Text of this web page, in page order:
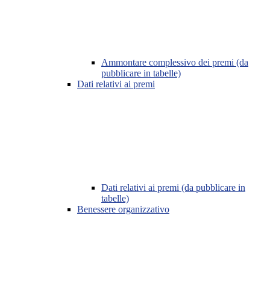
Ammontare complessivo dei premi (da
pubblicare in tabelle)
Dati relativi ai premi
Dati relativi ai premi (da pubblicare in
tabelle)
Benessere organizzativo